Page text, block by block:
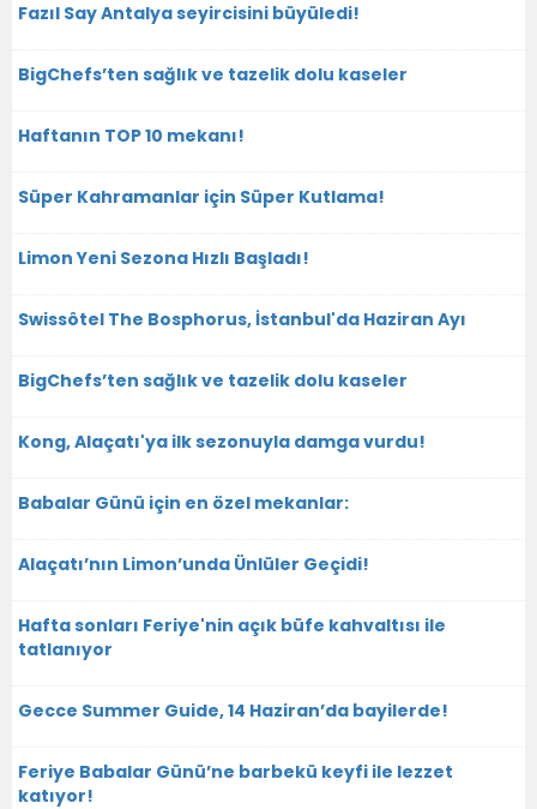
Fazıl Say Antalya seyircisini büyüledi!
BigChefs’ten sağlık ve tazelik dolu kaseler
Haftanın TOP 10 mekanı!
Süper Kahramanlar için Süper Kutlama!
Limon Yeni Sezona Hızlı Başladı!
Swissôtel The Bosphorus, İstanbul'da Haziran Ayı
BigChefs’ten sağlık ve tazelik dolu kaseler
Kong, Alaçatı'ya ilk sezonuyla damga vurdu!
Babalar Günü için en özel mekanlar:
Alaçatı’nın Limon’unda Ünlüler Geçidi!
Hafta sonları Feriye'nin açık büfe kahvaltısı ile
tatlanıyor
Gecce Summer Guide, 14 Haziran’da bayilerde!
Feriye Babalar Günü’ne barbekü keyfi ile lezzet
katıyor!